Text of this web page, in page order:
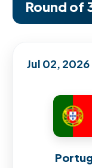
Round of
Jul 02, 2026